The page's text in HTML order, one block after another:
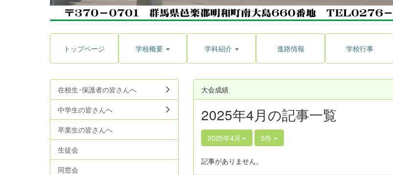
トップページ 学校概要 学科紹介 進路情報 学校行事
大会成績
2025年4月の記事一覧
2025年4月 5件
記事がありません。
在校生･保護者の皆さんへ
中学生の皆さんへ
卒業生の皆さんへ
生徒会
同窓会